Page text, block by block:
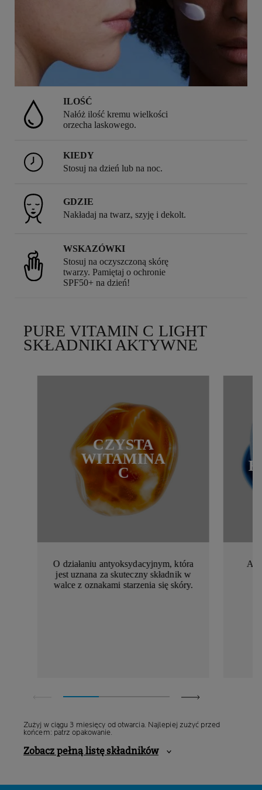
ILOŚĆ
Nałóż ilość kremu wielkości
orzecha laskowego.
KIEDY
Stosuj na dzień lub na noc.
GDZIE
Nakładaj na twarz, szyję i dekolt.
WSKAZÓWKI
Stosuj na oczyszczoną skórę
twarzy. Pamiętaj o ochronie
SPF50+ na dzień!
PURE VITAMIN C LIGHT
SKŁADNIKI AKTYWNE
CZYSTA
WITAMINA
C
O działaniu antyoksydacyjnym, która
jest uznana za skuteczny składnik w
walce z oznakami starzenia się skóry.
Zużyj w ciągu 3 miesięcy od otwarcia. Najlepiej zużyć przed
końcem: patrz opakowanie.
Zobacz pełną listę składników